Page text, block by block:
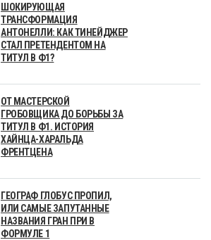
ШОКИРУЮЩАЯ
ТРАНСФОРМАЦИЯ
АНТОНЕЛЛИ: КАК ТИНЕЙДЖЕР
СТАЛ ПРЕТЕНДЕНТОМ НА
ТИТУЛ В Ф1?
ОТ МАСТЕРСКОЙ
ГРОБОВЩИКА ДО БОРЬБЫ ЗА
ТИТУЛ В Ф1. ИСТОРИЯ
ХАЙНЦА-ХАРАЛЬДА
ФРЕНТЦЕНА
ГЕОГРАФ ГЛОБУС ПРОПИЛ,
ИЛИ САМЫЕ ЗАПУТАННЫЕ
НАЗВАНИЯ ГРАН ПРИ В
ФОРМУЛЕ 1